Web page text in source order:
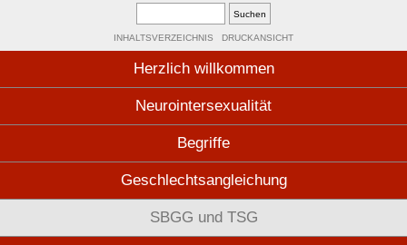
INHALTSVERZEICHNIS DRUCKANSICHT
Herzlich willkommen
Neurointersexualität
Begriffe
Geschlechtsangleichung
SBGG und TSG